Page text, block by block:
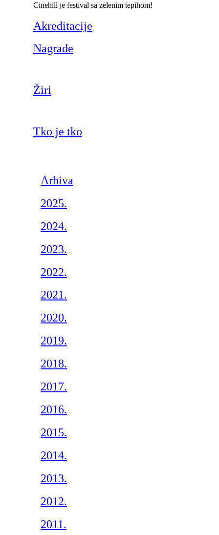
Cinehill je festival sa zelenim tepihom!
Akreditacije
Nagrade
Žiri
Tko je tko
Arhiva
2025.
2024.
2023.
2022.
2021.
2020.
2019.
2018.
2017.
2016.
2015.
2014.
2013.
2012.
2011.